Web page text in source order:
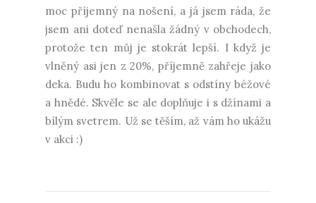
moc příjemný na nošení, a já jsem ráda, že
jsem ani doteď nenašla žádný v obchodech,
protože ten můj je stokrát lepší. I když je
vlněný asi jen z 20%, příjemně zahřeje jako
deka. Budu ho kombinovat s odstíny béžové
a hnědé. Skvěle se ale doplňuje i s džínami a
bílým svetrem. Už se těším, až vám ho ukážu
v akci :)